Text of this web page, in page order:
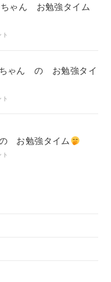
ゃん お勉強タイム
ちゃん の お勉強タイ
お勉強タイム